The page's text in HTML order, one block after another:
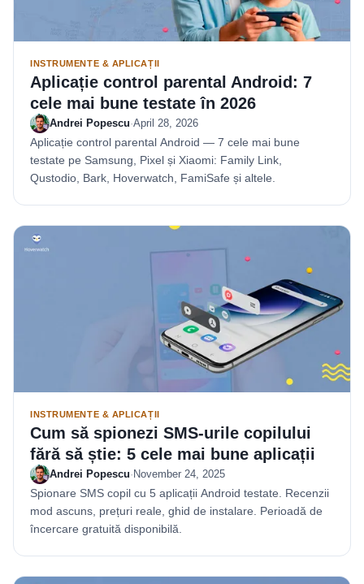
INSTRUMENTE & APLICAȚII
Aplicație control parental Android: 7
cele mai bune testate în 2026
Andrei Popescu·April 28, 2026
Aplicație control parental Android — 7 cele mai bune
testate pe Samsung, Pixel și Xiaomi: Family Link,
Qustodio, Bark, Hoverwatch, FamiSafe și altele.
INSTRUMENTE & APLICAȚII
Cum să spionezi SMS-urile copilului
fără să știe: 5 cele mai bune aplicații
Andrei Popescu· November 24, 2025
Spionare SMS copil cu 5 aplicații Android testate. Recenzii
mod ascuns, prețuri reale, ghid de instalare. Perioadă de
încercare gratuită disponibilă.